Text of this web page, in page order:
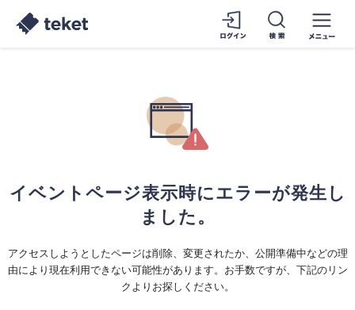
イベントページ表示時にエラーが発生し
ました。
アクセスしようとしたページは削除、変更されたか、公開準備中などの理
由により現在利用できない可能性があります。お手数ですが、下記のリン
クよりお探しください。